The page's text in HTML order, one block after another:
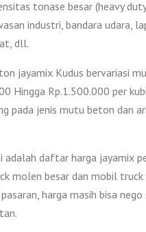
tonase besar (heavy
industri, bandara udara,
dll.
jayamix Kudus bervariasi
Hingga Rp.1.500.000 per
pada jenis mutu beton dan
adalah daftar harga jayamix
molen besar dan mobil truck
harga masih bisa nego